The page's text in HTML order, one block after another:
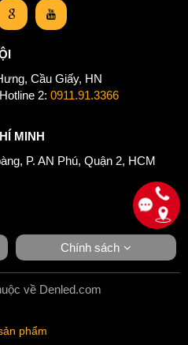
phẩm
Cầu Giấy, HN
2: 0911.91.3366
MINH
P. AN Phú, Quận 2, HCM
Chính sách
về Denled.com